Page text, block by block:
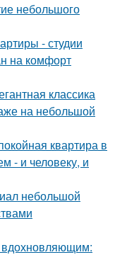
небольшого
- студии
на комфорт
классика
на небольшой
квартира в
- и человеку, и
небольшой
вдохновляющим: